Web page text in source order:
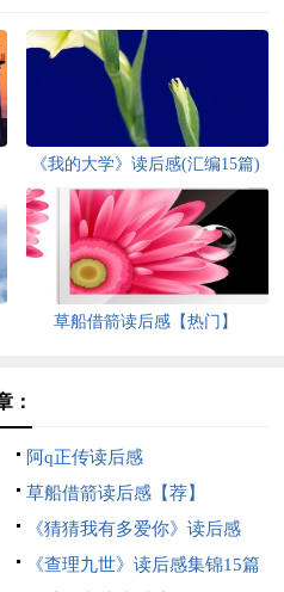
《我的大学》读后感(汇编15篇)
草船借箭读后感【热门】
：
阿q正传读后感
草船借箭读后感【荐】
《猜猜我有多爱你》读后感
《查理九世》读后感集锦15篇